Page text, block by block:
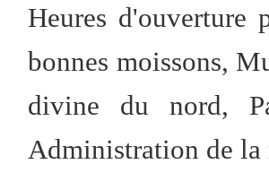
Heures
bonnes moissons,
divine du nord,
Administration de